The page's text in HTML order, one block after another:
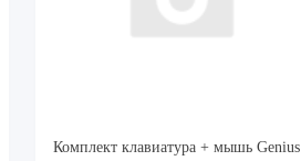
Комплект клавиатура + мышь Genius